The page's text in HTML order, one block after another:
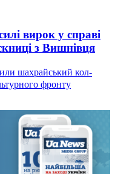
вирок у справі
з Вишнівця
шахрайський кол-
фронту